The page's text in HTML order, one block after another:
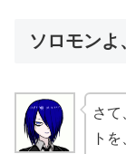
ソロモンよ
さて
トを